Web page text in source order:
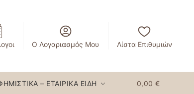
Ο Λογαριασμός Μου Λίστα Επιθυμιών
– ΕΤΑΙΡΙΚΆ ΕΊΔΗ 0,00€